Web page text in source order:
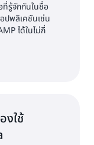
รู้จักกันในชื่อ
ปพลิเคชันเช่น
ได้ในไม่กี่
งใช้